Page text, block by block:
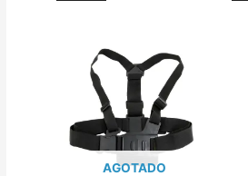
AGOTADO